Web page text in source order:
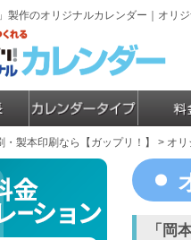
製作のオリジナルカレンダー｜オリ
・製本印刷なら【ガップリ！】 > オリ
「岡